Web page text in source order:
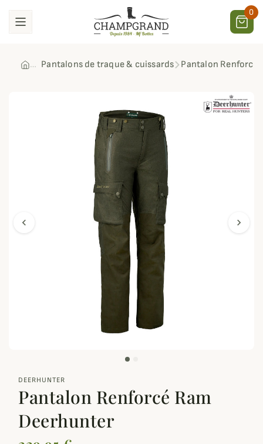
0
Pantalons de traque & cuissards Pantalon Renforcé
chevron_left
zoom_out_map
chevron_right
DEERHUNTER
Pantalon Renforcé Ram
Deerhunter